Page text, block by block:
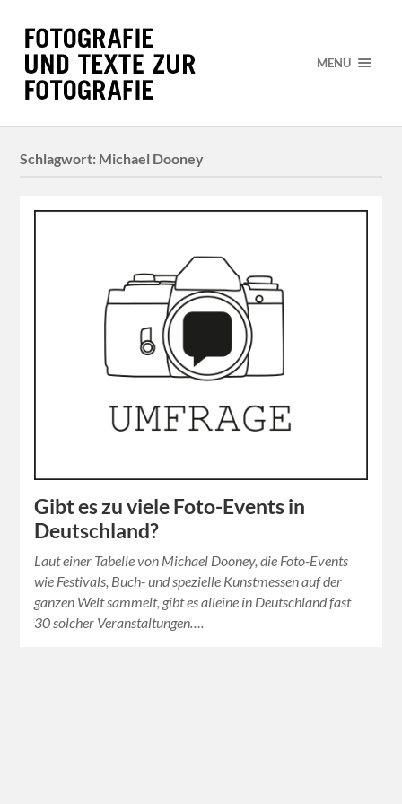
MENÜ
Schlagwort: Michael Dooney
Gibt es zu viele Foto-Events in
Deutschland?
Laut einer Tabelle von Michael Dooney, die Foto-Events
wie Festivals, Buch- und spezielle Kunstmessen auf der
ganzen Welt sammelt, gibt es alleine in Deutschland fast
30 solcher Veranstaltungen….